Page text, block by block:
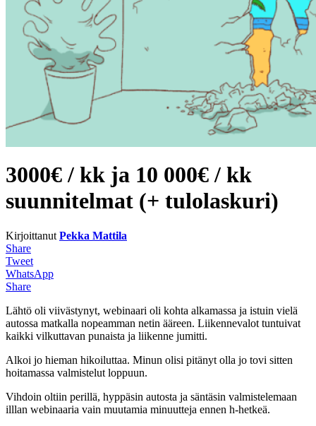
3000€ / kk ja 10 000€ / kk
suunnitelmat (+ tulolaskuri)
Kirjoittanut Pekka Mattila
Share
Tweet
WhatsApp
Share
Lähtö oli viivästynyt, webinaari oli kohta alkamassa ja istuin vielä
autossa matkalla nopeamman netin ääreen. Liikennevalot tuntuivat
kaikki vilkuttavan punaista ja liikenne jumitti.
Alkoi jo hieman hikoiluttaa. Minun olisi pitänyt olla jo tovi sitten
hoitamassa valmistelut loppuun.
Vihdoin oltiin perillä, hyppäsin autosta ja säntäsin valmistelemaan
illlan webinaaria vain muutamia minuutteja ennen h-hetkeä.